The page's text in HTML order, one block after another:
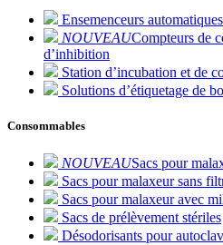
Ensemenceurs automatiques
NOUVEAUCompteurs de
d’inhibition
Station d’incubation et de
Solutions d’étiquetage de
Consommables
NOUVEAUSacs pour
Sacs pour malaxeur sans
Sacs pour malaxeur avec
Sacs de prélèvement stériles
Désodorisants pour